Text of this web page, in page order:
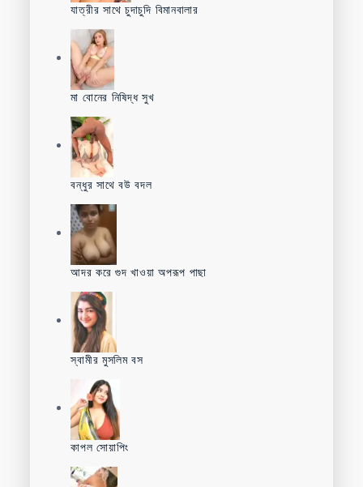
যাত্রীর সাথে চুদাচুদি বিমানবালার
মা বোনের নিষিদ্ধ সুখ
বন্ধুর সাথে বউ বদল
আদর করে গুদ খাওয়া অপরূপ পাছা
স্বামীর মুসলিম বস
কাপল সোয়াপিং